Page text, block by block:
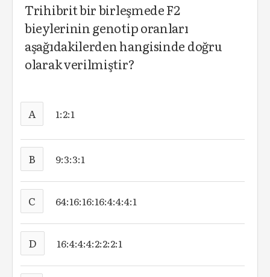
Trihibrit bir birleşmede F2
bieylerinin genotip oranları
aşağıdakilerden hangisinde doğru
olarak verilmiştir?
A 1:2:1
B 9:3:3:1
C 64:16:16:16:4:4:4:1
D 16:4:4:4:2:2:2:1